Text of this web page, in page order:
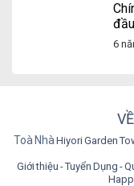
6
Toà Nhà Hiyori Garden
Giới thiệu Tuyển Dụng